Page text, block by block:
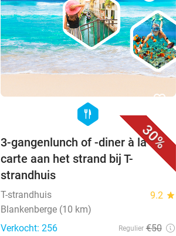
30%
favorite_border
hexagon
food
3-gangenlunch of -diner à la
carte aan het strand bij T-
strandhuis
T-strandhuis 9.2 star
Blankenberge (10 km)
Verkocht: 256
Regulier €50